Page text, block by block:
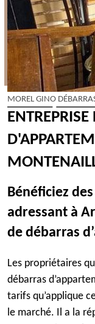
MOREL GINO
ENTREPRISE
Bénéficiez
adressant à
de débarras
Les propriétaires
débarras
tarifs qu’applique
le marché. Il a la